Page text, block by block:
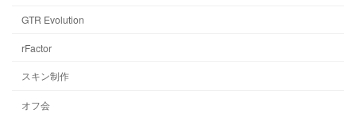
GTR Evolution
rFactor
スキン制作
オフ会